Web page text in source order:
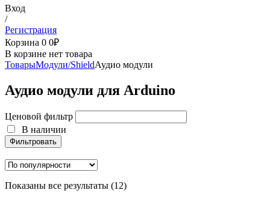
Вход
/
Регистрация
Корзина 0 0₽
В корзине нет товара
ТоварыМодули/ShieldАудио модули
Аудио модули для Arduino
Ценовой фильтр
В наличии
Фильтровать
В наличии
Показаны все результаты (12)Сортировка: